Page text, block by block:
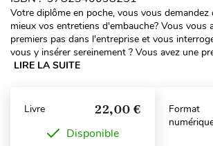
Votre diplôme en poche, vous vous
mieux vos entretiens d'embauche? Vous vous
premiers pas dans l'entreprise et vous
vous y insérer sereinement ? Vous avez une
LIRE LA SUITE
Livre 22,00 €
Disponible
Format